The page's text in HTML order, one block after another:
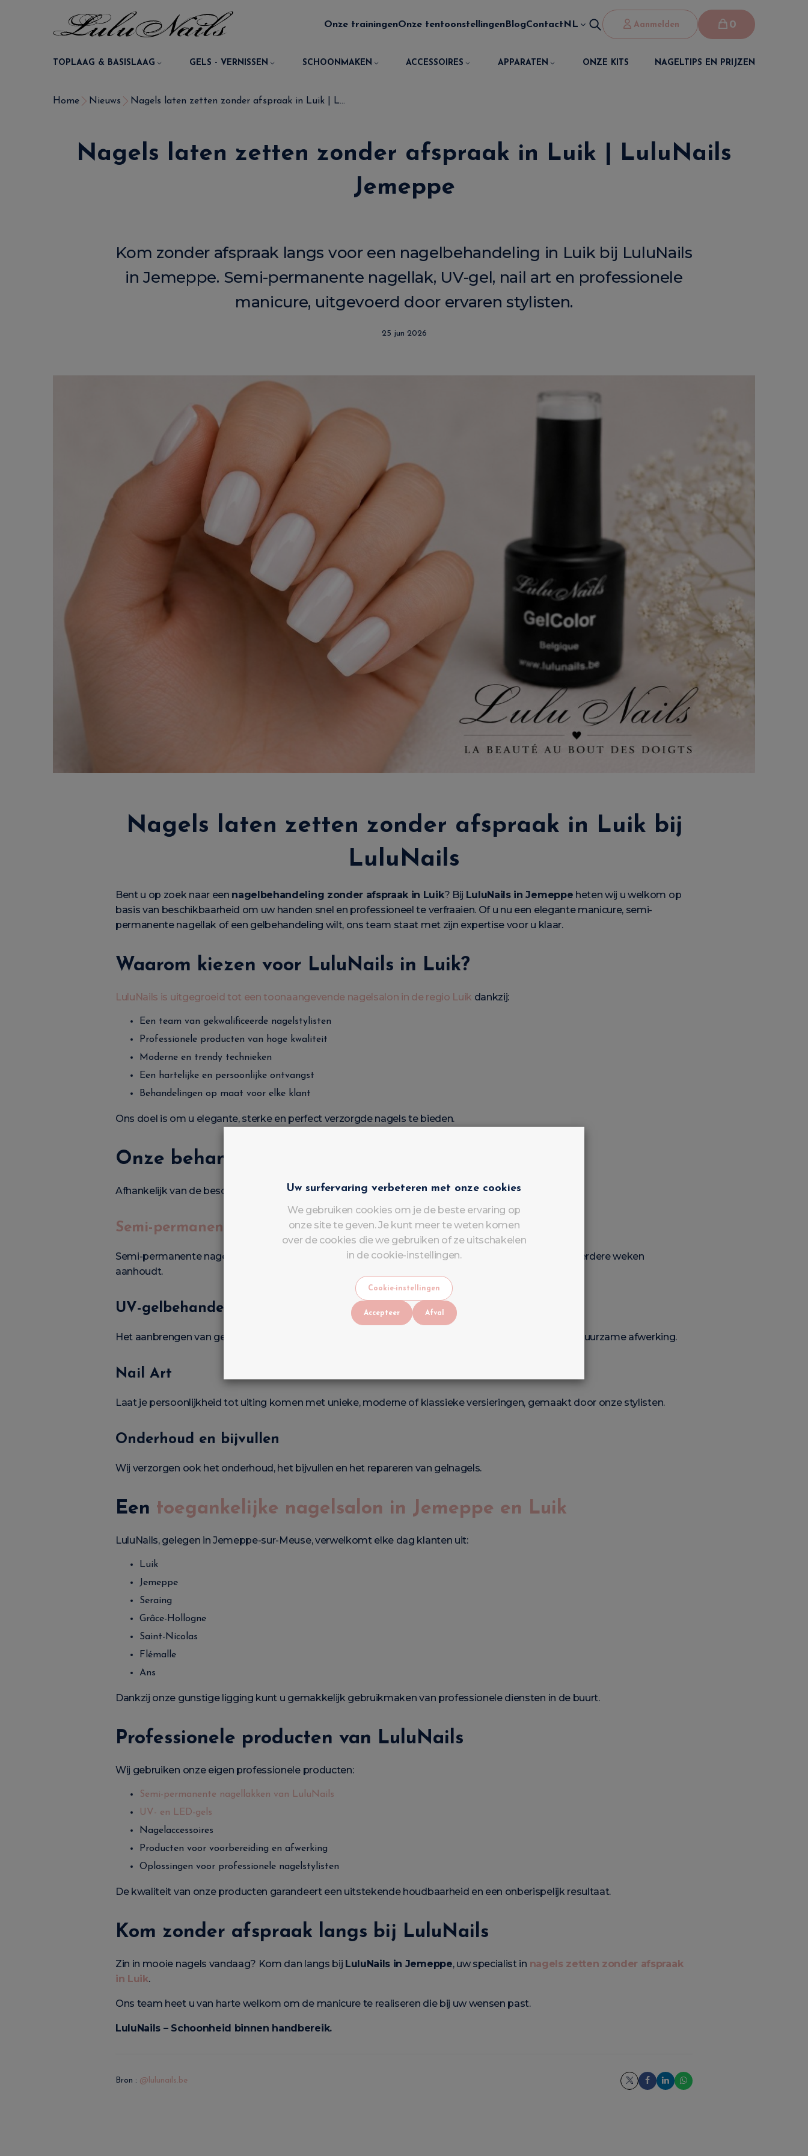
Onze trainingenOnze tentoonstellingen BlogContact NL Aanmelden 0
TOPLAAG & BASISLAAG GELS - VERNISSEN SCHOONMAKEN ACCESSOIRES APPARATEN ONZE KITS NAGELTIPS EN PRIJZEN
Home Nieuws Nagels laten zetten zonder afspraak in Luik | L...
Nagels laten zetten zonder afspraak in Luik | LuluNails
Jemeppe
Kom zonder afspraak langs voor een nagelbehandeling in Luik bij LuluNails
in Jemeppe. Semi-permanente nagellak, UV-gel, nail art en professionele
manicure, uitgevoerd door ervaren stylisten.
25 jun 2026
Nagels laten zetten zonder afspraak in Luik bij
LuluNails
Bent u op zoek naar een nagelbehandeling zonder afspraak in Luik? Bij LuluNails in Jemeppe heten wij u welkom op
basis van beschikbaarheid om uw handen snel en professioneel te verfraaien. Of u nu een elegante manicure, semi-
permanente nagellak of een gelbehandeling wilt, ons team staat met zijn expertise voor u klaar.
Waarom kiezen voor LuluNails in Luik?
LuluNails is uitgegroeid tot een toonaangevende nagelsalon in de regio Luik dankzij:
Een team van gekwalificeerde nagelstylisten
Professionele producten van hoge kwaliteit
Moderne en trendy technieken
Een hartelijke en persoonlijke ontvangst
Behandelingen op maat voor elke klant
Ons doel is om u elegante, sterke en perfect verzorgde nagels te bieden.
Onze behandelingen zonder afspraak
Afhankelijk van de beschikbaarheid in de salon bieden wij het volgende aan:
Semi-permanente nagellak
Semi-permanente nagellak is ideaal voor een langdurig resultaat en een uitzonderlijke glans die meerdere weken
aanhoudt.
UV-gelbehandeling
Het aanbrengen van gel versterkt de natuurlijke nagels en zorgt tegelijkertijd voor een elegante en duurzame afwerking.
Nail Art
Laat je persoonlijkheid tot uiting komen met unieke, moderne of klassieke versieringen, gemaakt door onze stylisten.
Onderhoud en bijvullen
Wij verzorgen ook het onderhoud, het bijvullen en het repareren van gelnagels.
Een toegankelijke nagelsalon in Jemeppe en Luik
LuluNails, gelegen in Jemeppe-sur-Meuse, verwelkomt elke dag klanten uit:
Luik
Jemeppe
Seraing
Grâce-Hollogne
Saint-Nicolas
Flémalle
Ans
Dankzij onze gunstige ligging kunt u gemakkelijk gebruikmaken van professionele diensten in de buurt.
Professionele producten van LuluNails
Wij gebruiken onze eigen professionele producten:
Semi-permanente nagellakken van LuluNails
UV- en LED-gels
Nagelaccessoires
Producten voor voorbereiding en afwerking
Oplossingen voor professionele nagelstylisten
De kwaliteit van onze producten garandeert een uitstekende houdbaarheid en een onberispelijk resultaat.
Kom zonder afspraak langs bij LuluNails
Zin in mooie nagels vandaag? Kom dan langs bij LuluNails in Jemeppe, uw specialist in nagels zetten zonder afspraak
in Luik.
Ons team heet u van harte welkom om de manicure te realiseren die bij uw wensen past.
LuluNails – Schoonheid binnen handbereik.
Bron : @lulunails.be
Uw surfervaring verbeteren met onze cookies
We gebruiken cookies om je de beste ervaring op
onze site te geven. Je kunt meer te weten komen
over de cookies die we gebruiken of ze uitschakelen
in de cookie-instellingen.
Cookie-instellingen
Accepteer Afval